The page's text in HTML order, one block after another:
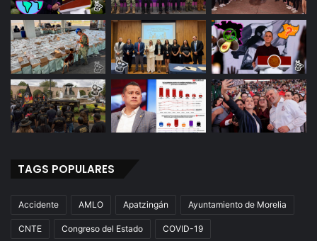
TAGS POPULARES
Accidente AMLO Apatzingán Ayuntamiento de Morelia
CNTE Congreso del Estado COVID-19